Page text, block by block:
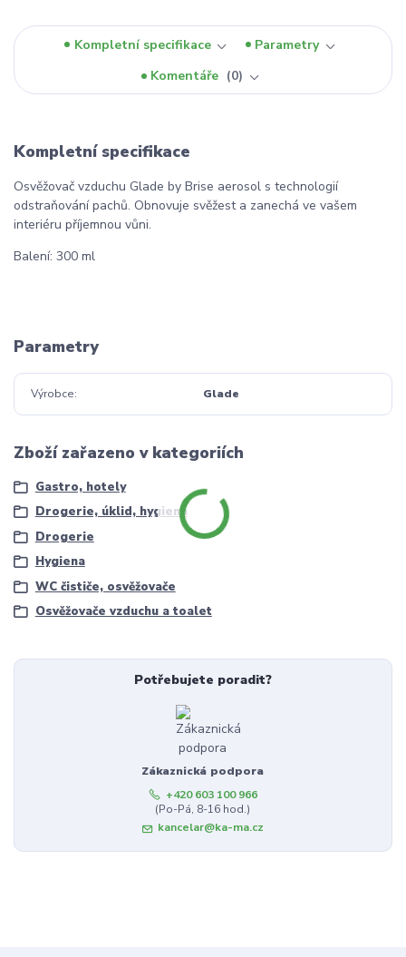
Kompletní specifikace
Parametry
Komentáře
0
Kompletní specifikace
Osvěžovač vzduchu Glade by Brise aerosol s technologií
odstraňování pachů. Obnovuje svěžest a zanechá ve vašem
interiéru příjemnou vůni.
Balení: 300 ml
Parametry
Výrobce Glade
Zboží zařazeno v kategoriích
Gastro, hotely
Drogerie, úklid, hygiena
Drogerie
Hygiena
WC čističe, osvěžovače
Osvěžovače vzduchu a toalet
Potřebujete poradit?
Zákaznická podpora
+420 603 100 966
(Po-Pá, 8-16 hod.)
kancelar@ka-ma.cz